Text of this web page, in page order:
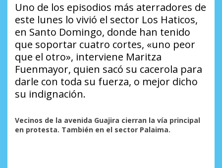
Uno de los episodios más aterradores de
este lunes lo vivió el sector Los Haticos,
en Santo Domingo, donde han tenido
que soportar cuatro cortes, «uno peor
que el otro», interviene Maritza
Fuenmayor, quien sacó su cacerola para
darle con toda su fuerza, o mejor dicho
su indignación.
Vecinos de la avenida Guajira cierran la vía principal
en protesta. También en el sector Palaima.